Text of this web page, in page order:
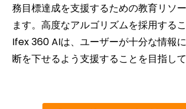
務目標達成を支援するための教育リソ
ます。高度なアルゴリズムを採用する
Ifex 360 AIは、ユーザーが十分な情報
断を下せるよう支援することを目指して